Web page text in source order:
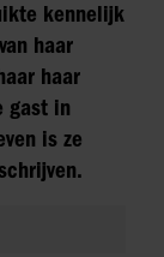
kennelijk
haar
haar
gast in
is ze